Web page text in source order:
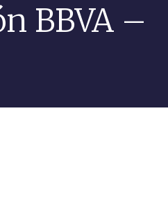
BBVA –